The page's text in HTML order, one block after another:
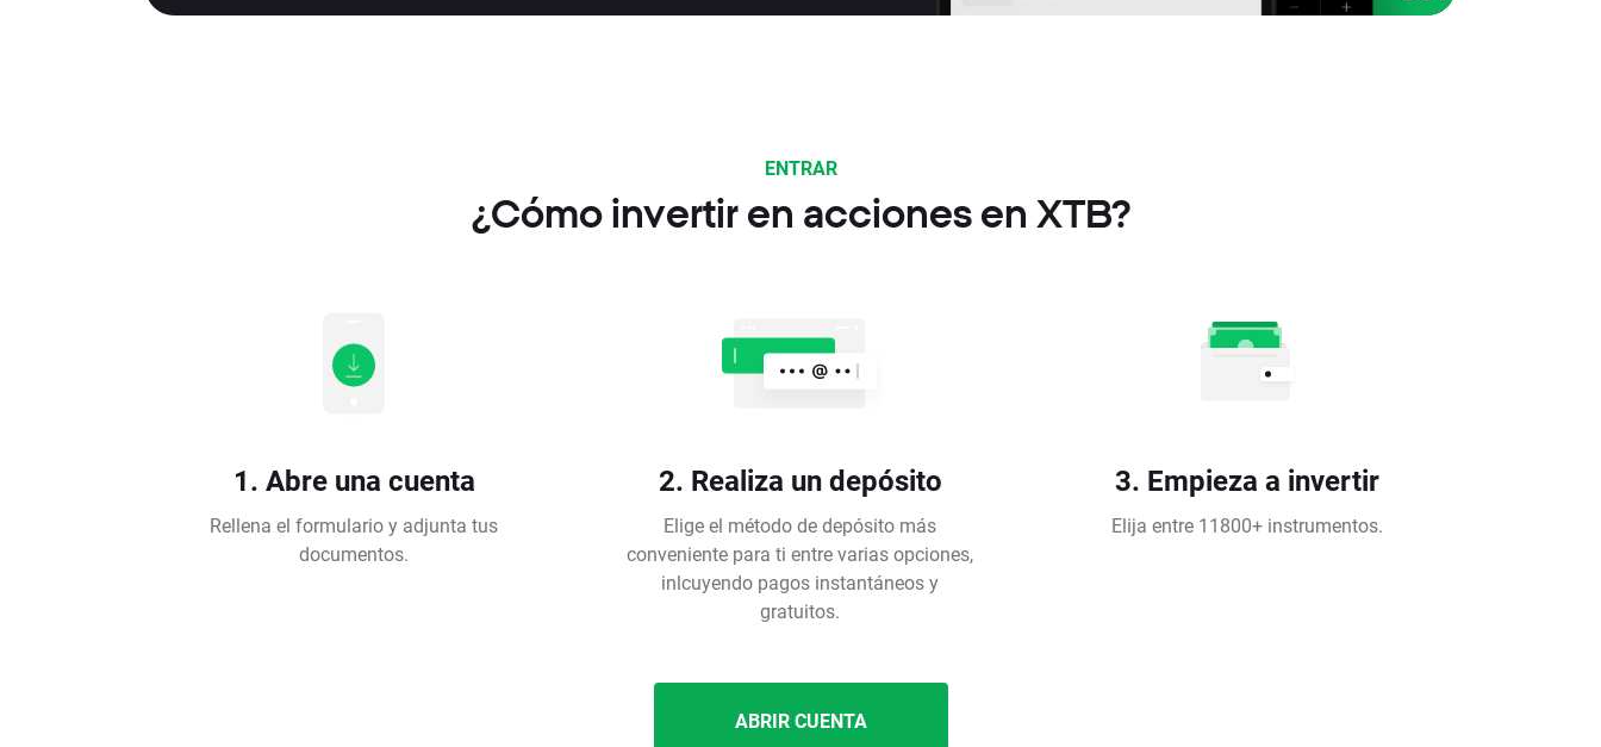
ENTRAR
¿Cómo invertir en acciones en XTB?
1. Abre una cuenta
Rellena el formulario y adjunta tus
documentos.
2. Realiza un depósito
Elige el método de depósito más
conveniente para ti entre varias opciones,
inlcuyendo pagos instantáneos y
gratuitos.
3. Empieza a invertir
Elija entre 11800+ instrumentos.
ABRIR CUENTA